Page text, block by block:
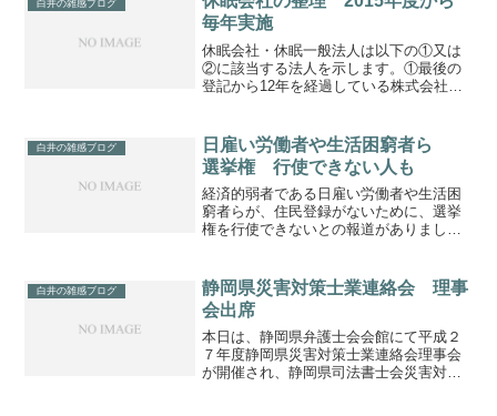
間試案後に追...
白井の雑感ブログ
毎年実施
休眠会社・休眠一般法人は以下の①又は
②に該当する法人を示します。①最後の
登記から12年を経過している株式会社
を経過している一般社団法人又は一般財
団法人平成26年11...
白井の雑感ブログ
日雇い労働者や生活困窮者ら
選挙権 行使できない人も
経済的弱者である日雇い労働者や生活困
窮者らが、住民登録がないために、選挙
権を行使できないとの報道がありまし
下のように定められています。そう、引
き続き３箇月以上市町村の区...
白井の雑感ブログ
静岡県災害対策士業連絡会 理事
会出席
本日は、静岡県弁護士会会館にて平成２
７年度静岡県災害対策士業連絡会理事会
が開催され、静岡県司法書士会災害対策